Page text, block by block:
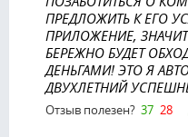
ПРЕДЛОЖИТЬ К ЕГО
ПРИЛОЖЕНИЕ,
БЕРЕЖНО БУДЕТ
ДЕНЬГАМИ! ЭТО Я
ДВУХЛЕТНИЙ
Отзыв полезен? 37 28